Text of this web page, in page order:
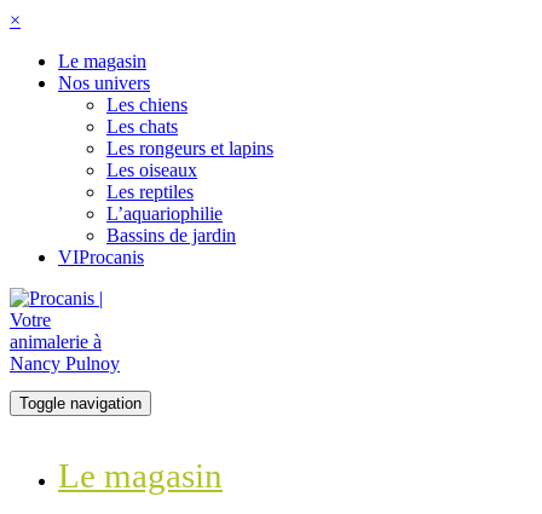
×
Le magasin
Nos univers
Les chiens
Les chats
Les rongeurs et lapins
Les oiseaux
Les reptiles
L’aquariophilie
Bassins de jardin
VIProcanis
Toggle navigation
Le magasin